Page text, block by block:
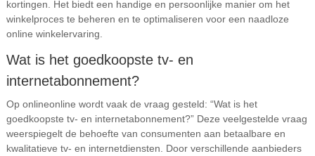
kortingen. Het biedt een handige en persoonlijke manier om het
winkelproces te beheren en te optimaliseren voor een naadloze
online winkelervaring.
Wat is het goedkoopste tv- en
internetabonnement?
Op onlineonline wordt vaak de vraag gesteld: “Wat is het
goedkoopste tv- en internetabonnement?” Deze veelgestelde vraag
weerspiegelt de behoefte van consumenten aan betaalbare en
kwalitatieve tv- en internetdiensten. Door verschillende aanbieders